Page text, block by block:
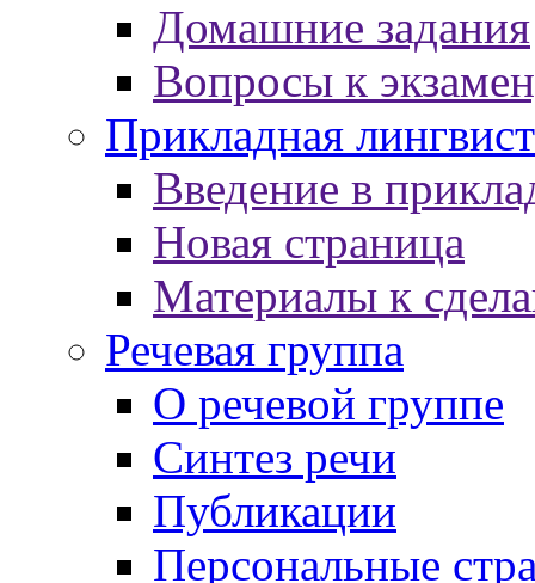
Домашние задания
Вопросы к
Прикладная
Введение в
Новая страница
Материалы к
Речевая группа
О речевой группе
Синтез речи
Публикации
Персональные